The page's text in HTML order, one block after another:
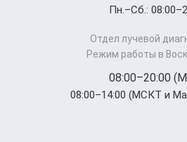
Пн.–Cб.:
Отдел лучевой
Режим работы в
08:00–20:00
08:00–14:00 (МСКТ и